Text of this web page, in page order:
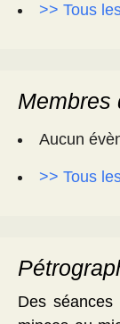
>> Tous
Membres
Aucun
>> Tous
Des